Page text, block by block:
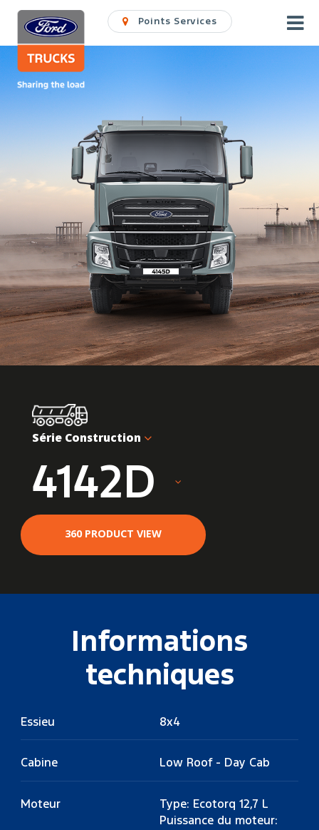
Points Services
Série Construction
4142D
360 PRODUCT VIEW
Informations
techniques
Essieu 8x4
Cabine Low Roof - Day Cab
Moteur
Type: Ecotorq 12,7 L
Puissance du moteur: